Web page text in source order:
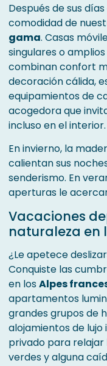
Después de sus
comodidad de
gama. Casas
singulares o
combinan confort
decoración cálida,
equipamientos de
acogedora que
incluso en el interior.
En invierno, la
calientan sus
senderismo. En
aperturas le
Vacaciones
naturaleza en
¿Le apetece
Conquiste las
en losAlpes
apartamentos
grandes grupos de
alojamientos de lujo
privado para relajar
verdes y alguna